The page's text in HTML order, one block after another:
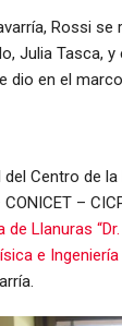
Rossi se
Julia Tasca,
dio en el
del Centro de
–
Llanuras
e